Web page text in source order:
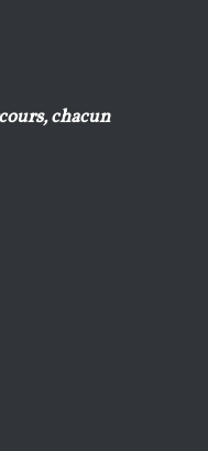
chacun